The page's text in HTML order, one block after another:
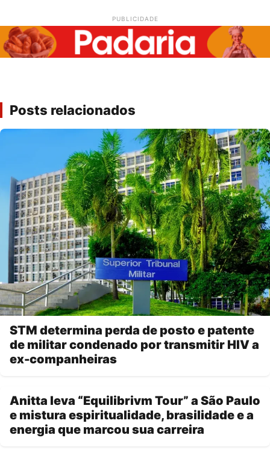
PUBLICIDADE
Posts relacionados
STM determina perda de posto e patente
de militar condenado por transmitir HIV a
ex-companheiras
Anitta leva “Equilibrivm Tour” a São Paulo
e mistura espiritualidade, brasilidade e a
energia que marcou sua carreira